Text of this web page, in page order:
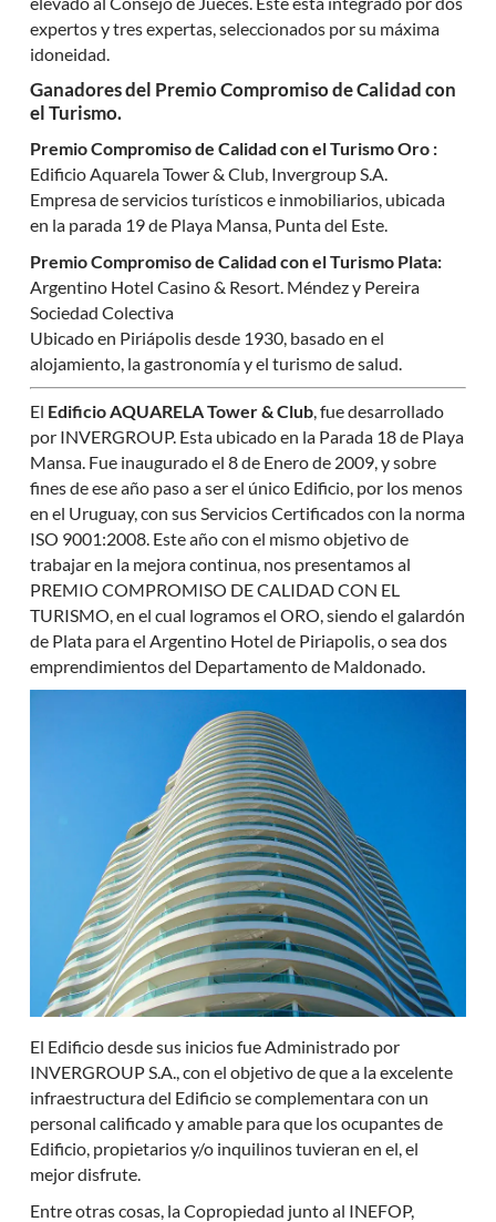
expertos y tres expertas, seleccionados por su máxima
idoneidad.
Ganadores del Premio Compromiso de Calidad con
el Turismo.
Premio Compromiso de Calidad con el Turismo Oro :
Edificio Aquarela Tower & Club, Invergroup S.A.
Empresa de servicios turísticos e inmobiliarios, ubicada
en la parada 19 de Playa Mansa, Punta del Este.
Premio Compromiso de Calidad con el Turismo Plata:
Argentino Hotel Casino & Resort. Méndez y Pereira
Sociedad Colectiva
Ubicado en Piriápolis desde 1930, basado en el
alojamiento, la gastronomía y el turismo de salud.
El Edificio AQUARELA Tower & Club, fue desarrollado
por INVERGROUP. Esta ubicado en la Parada 18 de Playa
Mansa. Fue inaugurado el 8 de Enero de 2009, y sobre
fines de ese año paso a ser el único Edificio, por los menos
en el Uruguay, con sus Servicios Certificados con la norma
ISO 9001:2008. Este año con el mismo objetivo de
trabajar en la mejora continua, nos presentamos al
PREMIO COMPROMISO DE CALIDAD CON EL
TURISMO, en el cual logramos el ORO, siendo el galardón
de Plata para el Argentino Hotel de Piriapolis, o sea dos
emprendimientos del Departamento de Maldonado.
El Edificio desde sus inicios fue Administrado por
INVERGROUP S.A., con el objetivo de que a la excelente
infraestructura del Edificio se complementara con un
personal calificado y amable para que los ocupantes de
Edificio, propietarios y/o inquilinos tuvieran en el, el
mejor disfrute.
Entre otras cosas, la Copropiedad junto al INEFOP,